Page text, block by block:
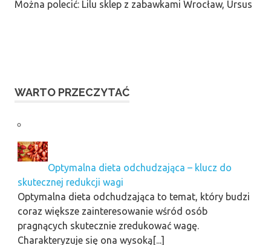
Można polecić: Lilu sklep z zabawkami Wrocław, Ursus
WARTO PRZECZYTAĆ
Optymalna dieta odchudzająca – klucz do
skutecznej redukcji wagi
Optymalna dieta odchudzająca to temat, który budzi
coraz większe zainteresowanie wśród osób
pragnących skutecznie zredukować wagę.
Charakteryzuje się ona wysoką[...]